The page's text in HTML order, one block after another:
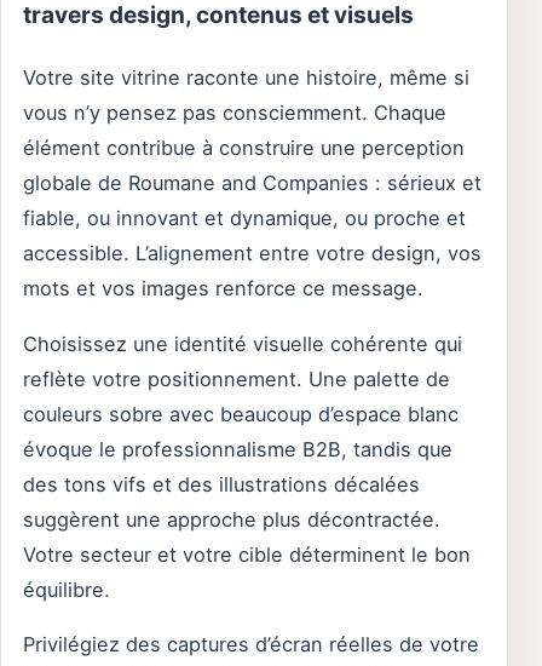
travers design, contenus et visuels
Votre site vitrine raconte une histoire, même si
vous n’y pensez pas consciemment. Chaque
élément contribue à construire une perception
globale de Roumane and Companies : sérieux et
fiable, ou innovant et dynamique, ou proche et
accessible. L’alignement entre votre design, vos
mots et vos images renforce ce message.
Choisissez une identité visuelle cohérente qui
reflète votre positionnement. Une palette de
couleurs sobre avec beaucoup d’espace blanc
évoque le professionnalisme B2B, tandis que
des tons vifs et des illustrations décalées
suggèrent une approche plus décontractée.
Votre secteur et votre cible déterminent le bon
équilibre.
Privilégiez des captures d’écran réelles de votre